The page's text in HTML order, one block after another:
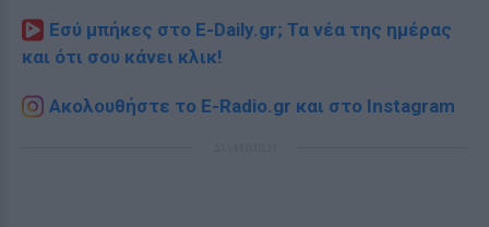
Εσύ μπήκες στο E-Daily.gr; Τα νέα της ημέρας
και ότι σου κάνει κλικ!
Ακολουθήστε το E-Radio.gr και στο Instagram